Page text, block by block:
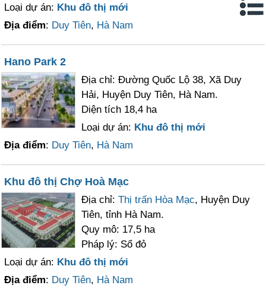
Loại dự án: Khu đô thị mới
Địa điểm: Duy Tiên, Hà Nam
Hano Park 2
Địa chỉ: Đường Quốc Lộ 38, Xã Duy
Hải, Huyện Duy Tiên, Hà Nam.
Diện tích 18,4 ha
Loại dự án: Khu đô thị mới
Địa điểm: Duy Tiên, Hà Nam
Khu đô thị Chợ Hoà Mạc
Địa chỉ:Thị trấn Hòa Mạc, Huyện Duy
Tiên, tỉnh Hà Nam.
Quy mô: 17,5 ha
Pháp lý: Sổ đỏ
Loại dự án: Khu đô thị mới
Địa điểm: Duy Tiên, Hà Nam